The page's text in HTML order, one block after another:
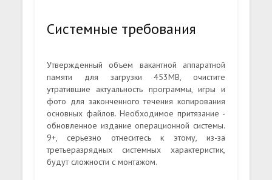
Системные требования
Утвержденный объем вакантной аппаратной
памяти для загрузки 453MB, очистите
утратившие актуальность программы, игры и
фото для законченного течения копирования
основных файлов. Необходимое притязание -
обновленное издание операционной системы.
9+, серьезно отнеситесь к этому, из-за
третьеразрядных системных характеристик,
будут сложности с монтажом.